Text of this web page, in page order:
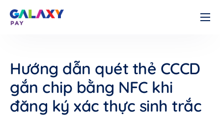
Về chúng tôi
Tài liệu
Hướng dẫn quét thẻ CCCD
gắn chip bằng NFC khi
đăng ký xác thực sinh trắc